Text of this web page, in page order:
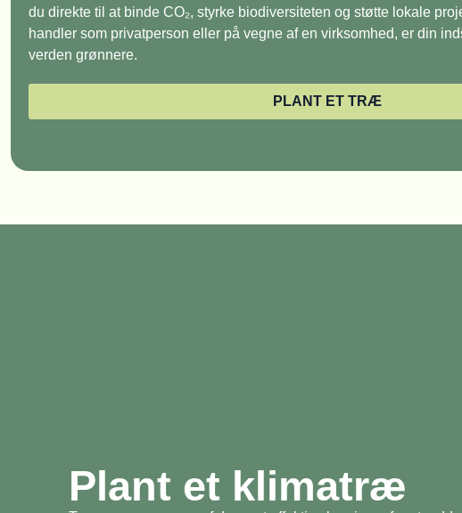
du direkte til at binde CO₂, styrke biodiversiteten og støtte lokale
handler som privatperson eller på vegne af en virksomhed, er din
verden grønnere.
PLANT ET TRÆ
Plant et klimatræ